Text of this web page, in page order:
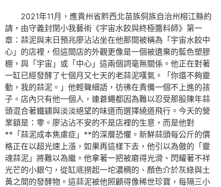
2021年11月，應貴州省黔西北苗族侗族自治州榕江縣約
請，由守義封閉小我藝術《宇宙水餃與終極醬料師》第一
章：蒜泥與末日預兆廖沾沾坐在他那間被稱為「宇宙水餃中
心」的店裡，但這間店的外觀更像是一個被遺棄的藍色塑膠
棚，與「宇宙」或「中心」這兩個詞毫無關係。他正在對著
一缸已經發酵了七個月又七天的老蒜泥嘆氣。「你還不夠靈
動，我的蒜泥。」他輕聲細語，彷彿在責備一個不上進的孩
子。店內只有他一個人，連蒼蠅都因為難以忍受那股陳年蒜
頭混合著鐵鏽與淡淡絕望的味道而選擇繞道飛行。今天的營
業額是：零。廖沾沾不安的不是店裡的生意，而是他對
**「蒜泥成本焦慮症」**的深層恐懼。新鮮蒜頭每公斤的價
格正在以超光速上漲，如果再這樣下去，他引以為傲的「靈
魂蒜泥」將難以為繼。他拿著一把被磨得光滑、閃耀著不祥
光芒的小銀勺，從缸底撈起一坨濃稠的、顏色介於灰綠與土
黃之間的發酵物。這蒜泥被他照顧得像稀世珍寶，每隔三小